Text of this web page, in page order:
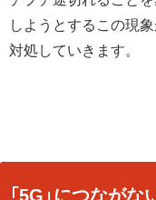
しようとするこの現
対処していきます。
「5G」につなが